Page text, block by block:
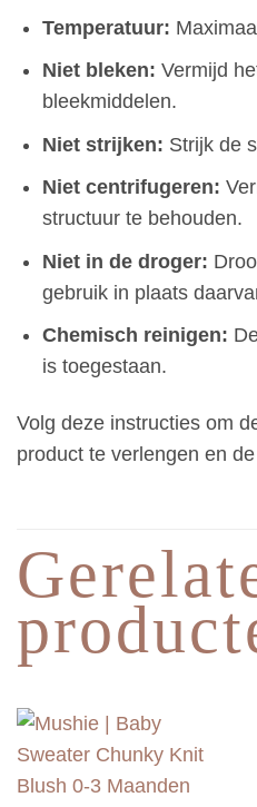
Temperatuur:
Niet bleken: Vermijd
bleekmiddelen.
Niet strijken: Strijk de
Niet centrifugeren:
structuur te behouden.
Niet in de droger:
gebruik in plaats
Chemisch reinigen:
is toegestaan.
Volg deze instructies om
product te verlengen en